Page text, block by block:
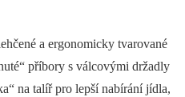
a ergonomicky tvarované
příbory s válcovými držadly
na talíř pro lepší nabírání jídla,